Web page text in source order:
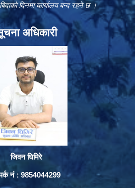
दिनमा कार्यालय बन्द रहने छ ।
अधिकारी
जिवन घिमिरे
नं : 9854044299